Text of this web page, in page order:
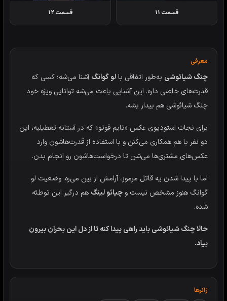
قسمت 11 قسمت 12
معرفی
چنگ شیائوشی به‌طور اتفاقی بالو گوانگ آشنا می‌شه؛ کسی که
قدرت‌های خاصی داره. این آشنایی باعث می‌شه توانایی ویژه خود
چنگ شیائوشی هم بیدار بشه.
برای نجات استودیوی عکس «تایم فوتو» که در آستانه تعطیلیه، این
دو نفر با هم همکاری می‌کنن و با استفاده از قدرت‌هاشون وارد
عکس‌های مشتری‌ها می‌شن تا درخواست‌هاشون رو انجام بدن.
اما با پیدا شدن یه قاتل مرموز، آرامش از بین می‌ره. وضعیت لو
گوانگ هنوز مشخص نیست و چیائو لینگ هم درگیر این توطئه
شده.
حالا چنگ شیائوشی باید راهی پیدا کنه تا از دل این بحران بیرون
بیاد.
ژانرها